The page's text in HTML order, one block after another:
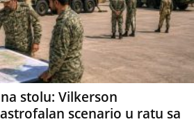
stolu: Vilkerson
scenario u ratu sa